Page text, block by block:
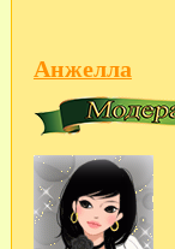
Анжелла